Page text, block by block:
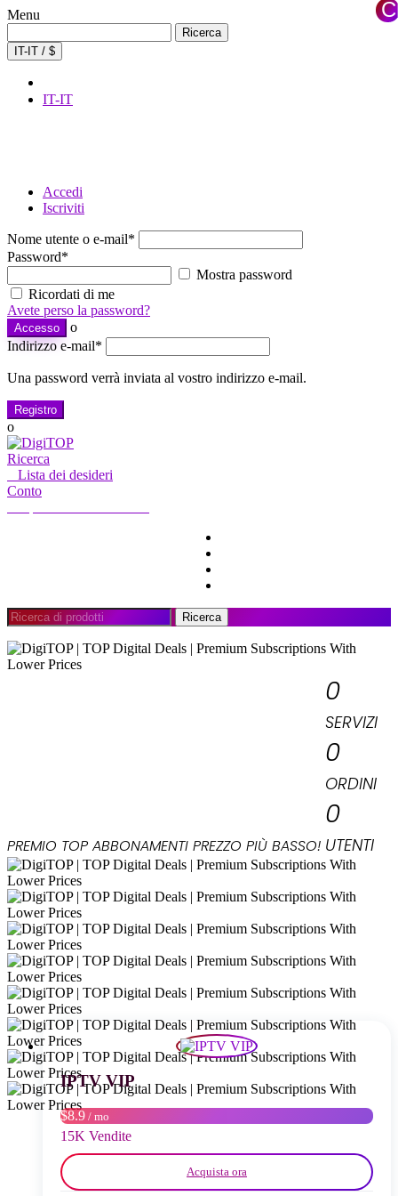
Menu
per:
Ricerca
IT-IT / $
IT-IT
Accedi
Iscriviti
Nome utente o e-mail*
Password*
Mostra password
Ricordati di me
Avete perso la password?
Accesso
o
Indirizzo e-mail*
Una password verrà inviata al vostro indirizzo e-mail.
Registro
o
Ricerca
Lista dei desideri
Conto
Ricerca
per:
Ricerca
PREMIO TOP ABBONAMENTI PREZZO PIÙ BASSO!
0
SERVIZI
0
ORDINI
0
UTENTI
IPTV VIP
$8.9 / mo
15K Vendite
Acquista ora